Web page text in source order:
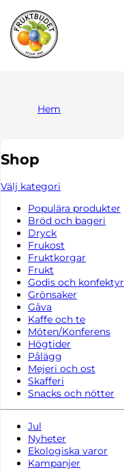
Hem
Shop
Välj kategori
Populära produkter
Bröd och bageri
Dryck
Frukost
Fruktkorgar
Frukt
Godis och konfektyr
Grönsaker
Gåva
Kaffe och te
Möten/Konferens
Högtider
Pålägg
Mejeri och ost
Skafferi
Snacks och nötter
Jul
Nyheter
Ekologiska varor
Kampanjer